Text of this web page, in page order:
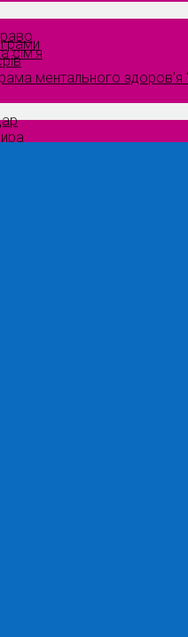
сім’я
ментального здоров’я